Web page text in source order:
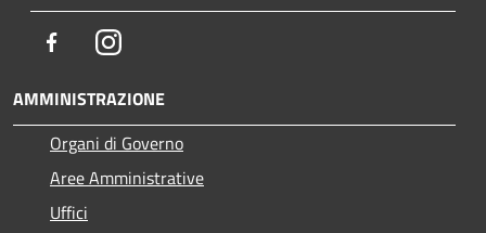
FacebookInstagram
AMMINISTRAZIONE
Organi di Governo
Aree Amministrative
Uffici